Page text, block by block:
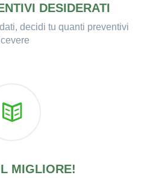
DESIDERATI
decidi tu quanti preventivi
MIGLIORE!